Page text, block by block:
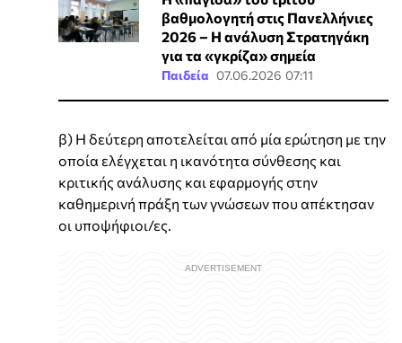
βαθμολογητή στις Πανελλήνιες
2026 – Η ανάλυση Στρατηγάκη
για τα «γκρίζα» σημεία
Παιδεία 07.06.2026 07:11
β) Η δεύτερη αποτελείται από μία ερώτηση με την
οποία ελέγχεται η ικανότητα σύνθεσης και
κριτικής ανάλυσης και εφαρμογής στην
καθημερινή πράξη των γνώσεων που απέκτησαν
οι υποψήφιοι/ες.